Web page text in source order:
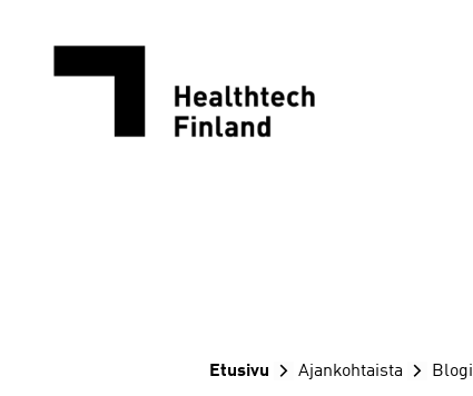
Etusivu Ajankohtaista Blogi